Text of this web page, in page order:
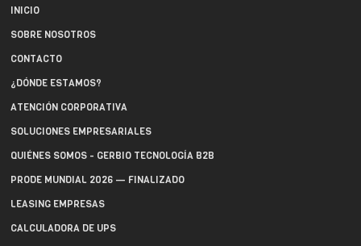
INICIO
SOBRE NOSOTROS
CONTACTO
¿DÓNDE ESTAMOS?
ATENCIÓN CORPORATIVA
SOLUCIONES EMPRESARIALES
QUIÉNES SOMOS - GERBIO TECNOLOGÍA B2B
PRODE MUNDIAL 2026 — FINALIZADO
LEASING EMPRESAS
CALCULADORA DE UPS